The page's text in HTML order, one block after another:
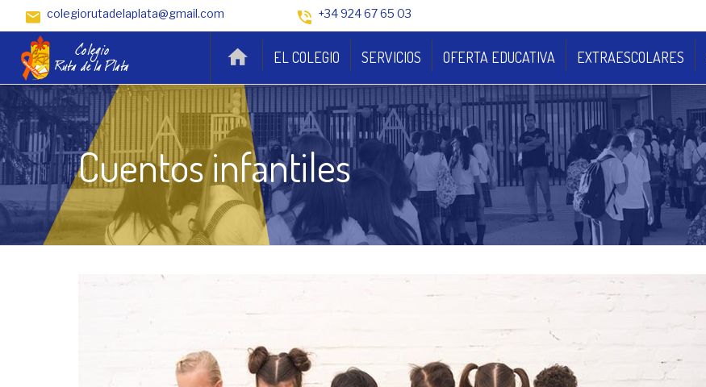
colegiorutadelaplata@gmail.com +34 924 67 65 03
EL COLEGIO SERVICIOS OFERTA EDUCATIVA EXTRAESCOLARES
Cuentos infantiles